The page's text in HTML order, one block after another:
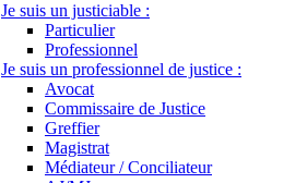
Je suis un justiciable :
Particulier
Professionnel
Je suis un professionnel de justice :
Avocat
Commissaire de Justice
Greffier
Magistrat
Médiateur / Conciliateur